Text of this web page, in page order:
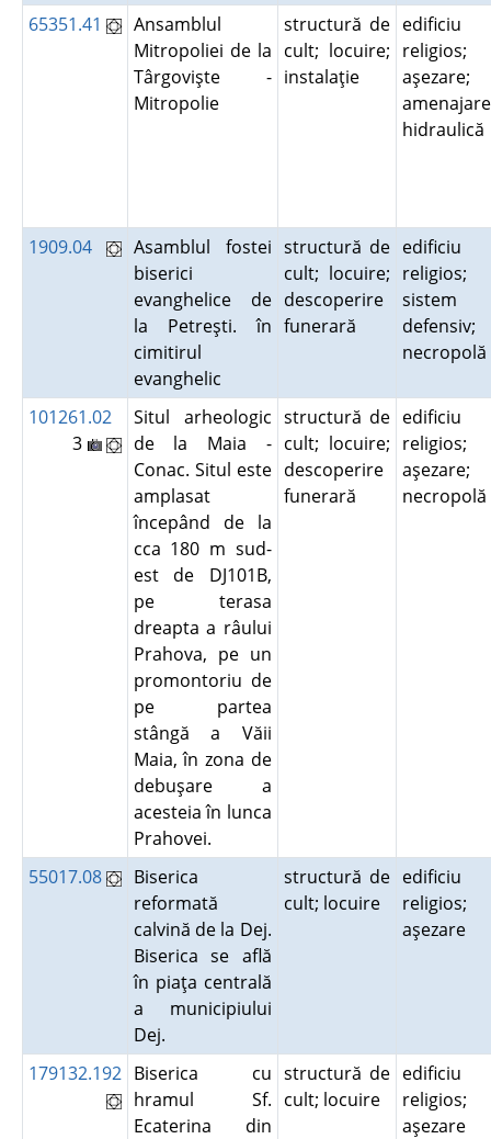
65351.41
Ansamblul
Mitropoliei de la
Târgovişte -
Mitropolie
structură de
cult; locuire;
instalaţie
edificiu
religios;
aşezare;
amenajare
1909.04
Asamblul fostei
biserici
evanghelice de
la Petreşti. în
cimitirul
evanghelic
structură de
cult; locuire;
descoperire
funerară
edificiu
religios;
sistem
defensiv;
101261.02
3
Situl arheologic
de la Maia -
Conac. Situl este
amplasat
începând de la
cca 180 m sud-
est de DJ101B,
pe terasa
dreapta a râului
Prahova, pe un
promontoriu de
pe partea
stângă a Văii
Maia, în zona de
debuşare a
acesteia în lunca
Prahovei.
structură de
cult; locuire;
descoperire
funerară
edificiu
religios;
aşezare;
55017.08
Biserica
reformată
calvină de la Dej.
Biserica se află
în piaţa centrală
a municipiului
Dej.
structură de
cult; locuire
edificiu
religios;
aşezare
179132.192 Biserica cu
hramul Sf.
Ecaterina din
structură de
cult; locuire
edificiu
religios;
aşezare